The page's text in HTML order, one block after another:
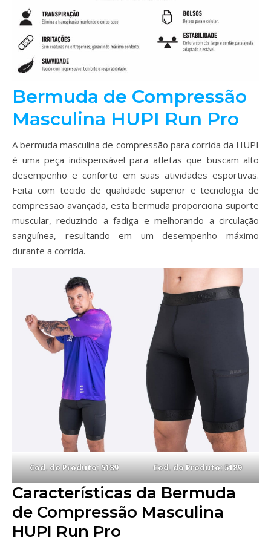
Bermuda de Compressão
Masculina HUPI Run Pro
A bermuda masculina de compressão para corrida da HUPI
é uma peça indispensável para atletas que buscam alto
desempenho e conforto em suas atividades esportivas.
Feita com tecido de qualidade superior e tecnologia de
compressão avançada, esta bermuda proporciona suporte
muscular, reduzindo a fadiga e melhorando a circulação
sanguínea, resultando em um desempenho máximo
durante a corrida.
Cod. do Produto: 5189 Cod. do Produto: 5189
Características da Bermuda
de Compressão Masculina
HUPI Run Pro